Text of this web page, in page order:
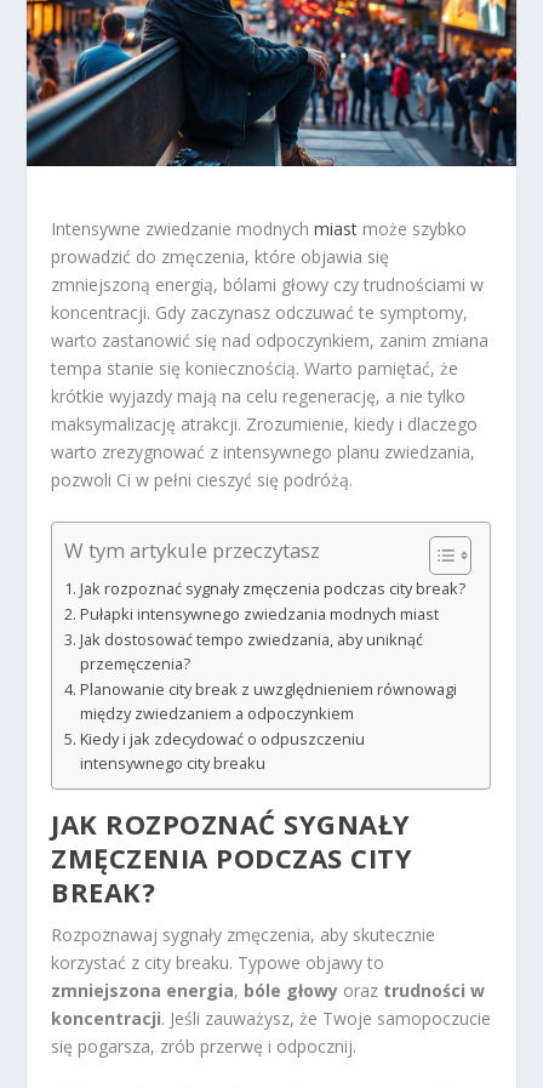
Intensywne zwiedzanie modnychmiast może szybko
prowadzić do zmęczenia, które objawia się
zmniejszoną energią, bólami głowy czy trudnościami w
koncentracji. Gdy zaczynasz odczuwać te symptomy,
warto zastanowić się nad odpoczynkiem, zanim zmiana
tempa stanie się koniecznością. Warto pamiętać, że
krótkie wyjazdy mają na celu regenerację, a nie tylko
maksymalizację atrakcji. Zrozumienie, kiedy i dlaczego
warto zrezygnować z intensywnego planu zwiedzania,
pozwoli Ci w pełni cieszyć się podróżą.
W tym artykule przeczytasz
Jak rozpoznać sygnały zmęczenia podczas city break?
Pułapki intensywnego zwiedzania modnych miast
Jak dostosować tempo zwiedzania, aby uniknąć
przemęczenia?
Planowanie city break z uwzględnieniem równowagi
między zwiedzaniem a odpoczynkiem
Kiedy i jak zdecydować o odpuszczeniu
intensywnego city breaku
JAK ROZPOZNAĆ SYGNAŁY
ZMĘCZENIA PODCZAS CITY
BREAK?
Rozpoznawaj sygnały zmęczenia, aby skutecznie
korzystać z city breaku. Typowe objawy to
zmniejszona energia, bóle głowy oraz trudności w
koncentracji. Jeśli zauważysz, że Twoje samopoczucie
się pogarsza, zrób przerwę i odpocznij.